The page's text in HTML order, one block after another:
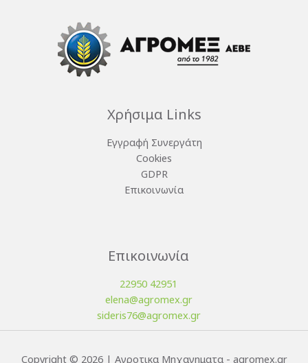
Χρήσιμα Links
Εγγραφή Συνεργάτη
Cookies
GDPR
Επικοινωνία
Επικοινωνία
22950 42951
elena@agromex.gr
sideris76@agromex.gr
Copyright © 2026 | Αγροτικα Μηχανηματα - agromex.gr